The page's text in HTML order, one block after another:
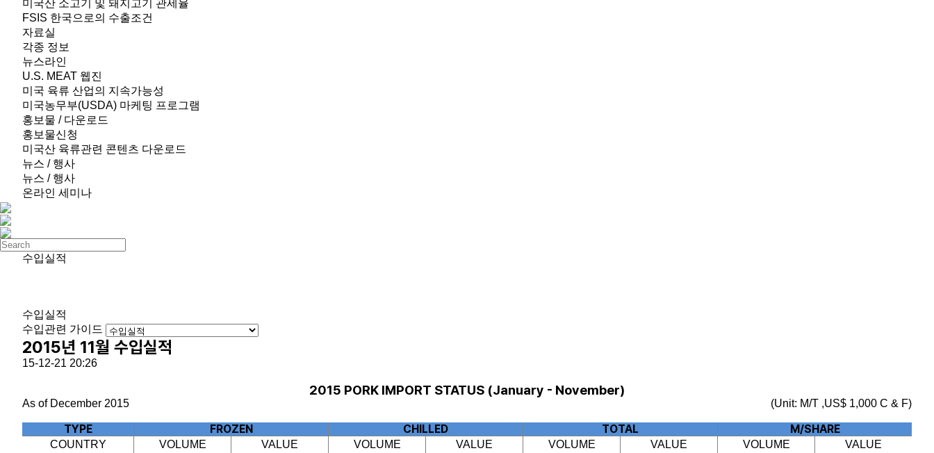
미국산 소고기 및 돼지고기 관세율
FSIS 한국으로의 수출조건
자료실
각종 정보
뉴스라인
U.S. MEAT 웹진
미국 육류 산업의 지속가능성
미국농무부(USDA) 마케팅 프로그램
홍보물 / 다운로드
홍보물신청
미국산 육류관련 콘텐츠 다운로드
뉴스 / 행사
뉴스 / 행사
온라인 세미나
수입실적
수입실적
수입관련 가이드
2015년 11월 수입실적
15-12-21 20:26
2015 PORK IMPORT STATUS (January - November)
As of December 2015 (Unit: M/T ,US$ 1,000 C & F)
TYPE FROZEN CHILLED TOTAL M/SHARE
COUNTRY VOLUME VALUE VOLUME VALUE VOLUME VALUE VOLUME
VALUE